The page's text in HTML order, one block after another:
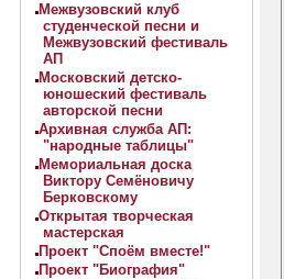
Межвузовский клуб
студенческой песни и
Межвузовский фестиваль
АП
Московский детско-
юношеский фестиваль
авторской песни
Архивная служба АП:
"народные таблицы"
Мемориальная доска
Виктору Семёновичу
Берковскому
Открытая творческая
мастерская
Проект "Споём вместе!"
Проект "Биография"